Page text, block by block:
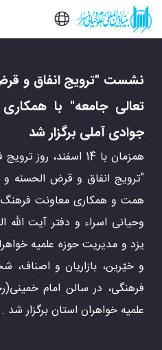
جوادی آملی برگزار شد -
نشست "ترویج انفاق و
تعالی جامعه" با
جوادی آملی برگزار شد
همزمان با 14
"ترویج انفاق و قرض الحسنه
همت و همکاری معاونت فرهنگ
وحیانی اسراء و دفتر آیت
یزد و مدیریت حوزه علمیه
و خیّرین، بازاریان و
فرهنگی، در سالن امام
علمیه خواهران استان برگزار شد .